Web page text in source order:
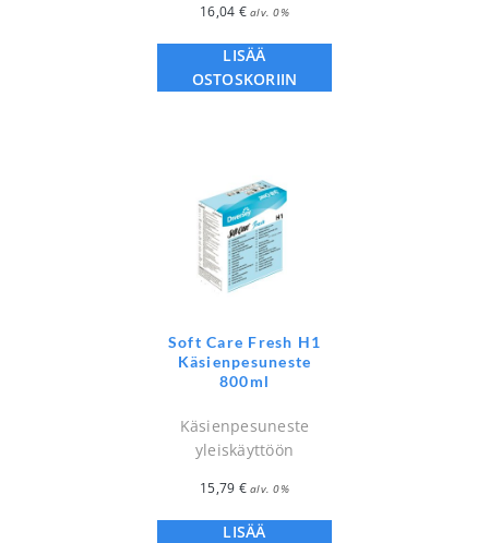
16,04 € alv. 0%
LISÄÄ
OSTOSKORIIN
Soft Care Fresh H1
Käsienpesuneste
800ml
Käsienpesuneste
yleiskäyttöön
15,79 € alv. 0%
LISÄÄ